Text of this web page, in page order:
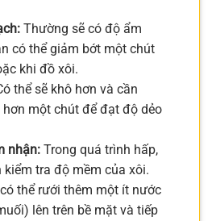
Thường sẽ có độ ẩm
có thể giảm bớt một chút
khi đồ xôi.
thể sẽ khô hơn và cần
một chút để đạt độ dẻo
nhận: Trong quá trình hấp,
kiểm tra độ mềm của xôi.
thể rưới thêm một ít nước
lên trên bề mặt và tiếp